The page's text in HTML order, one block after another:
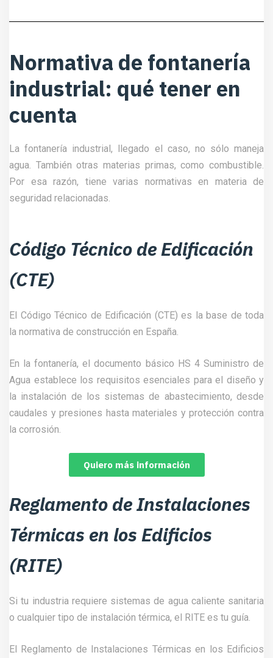
Normativa de fontanería
industrial: qué tener en
cuenta
La fontanería industrial, llegado el caso, no sólo maneja
agua. También otras materias primas, como combustible.
Por esa razón, tiene varias normativas en materia de
seguridad relacionadas.
Código Técnico de Edificación
(CTE)
El Código Técnico de Edificación (CTE) es la base de toda
la normativa de construcción en España.
En la fontanería, el documento básico HS 4 Suministro de
Agua establece los requisitos esenciales para el diseño y
la instalación de los sistemas de abastecimiento, desde
caudales y presiones hasta materiales y protección contra
la corrosión.
Quiero más información
Reglamento de Instalaciones
Térmicas en los Edificios
(RITE)
Si tu industria requiere sistemas de agua caliente sanitaria
o cualquier tipo de instalación térmica, el RITE es tu guía.
El Reglamento de Instalaciones Térmicas en los Edificios